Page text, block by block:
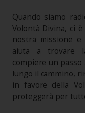
Quando siamo
Volontà Divina, ci
nostra missione
aiuta a trovare
compiere un passo
lungo il cammino,
in favore della
proteggerà per